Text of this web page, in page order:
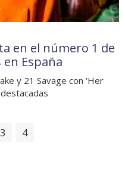
en el número 1 de
España
y 21 Savage con 'Her
3 4